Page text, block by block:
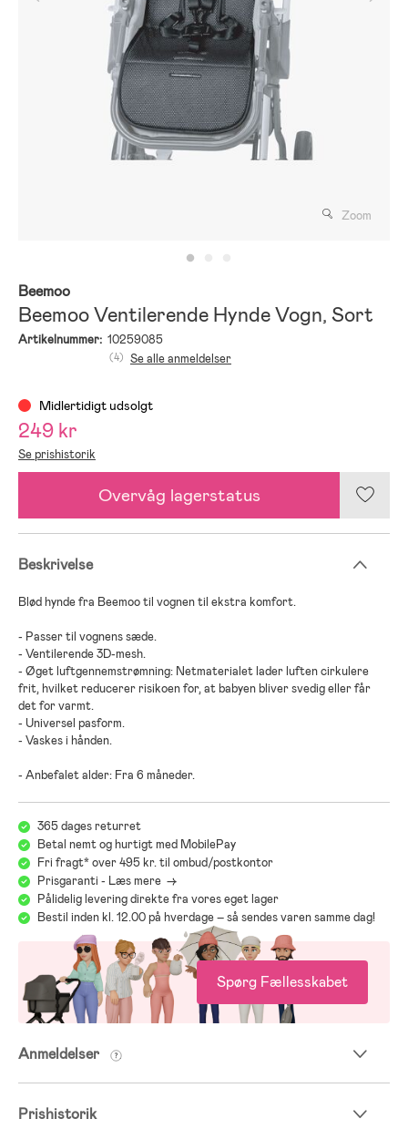
Zoom
Beemoo
Beemoo Ventilerende Hynde Vogn, Sort
Artikelnummer: 10259085
(4) Se alle anmeldelser
Midlertidigt udsolgt
249 kr
Se prishistorik
Overvåg lagerstatus
Beskrivelse
Blød hynde fra Beemoo til vognen til ekstra komfort.
- Passer til vognens sæde.
- Ventilerende 3D-mesh.
- Øget luftgennemstrømning: Netmaterialet lader luften cirkulere
frit, hvilket reducerer risikoen for, at babyen bliver svedig eller får
det for varmt.
- Universel pasform.
- Vaskes i hånden.
- Anbefalet alder: Fra 6 måneder.
365 dages returret
Betal nemt og hurtigt med MobilePay
Fri fragt* over 495 kr. til ombud/postkontor
Prisgaranti - Læs mere ->
Pålidelig levering direkte fra vores eget lager
Bestil inden kl. 12.00 på hverdage – så sendes varen samme dag!
Spørg Fællesskabet
Anmeldelser
Prishistorik